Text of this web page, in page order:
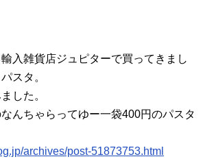
入雑貨店ジュピターで買ってきまし
スタ。
した。
んちゃらってゆー一袋400円のパスタ
archives/post-51873753.html